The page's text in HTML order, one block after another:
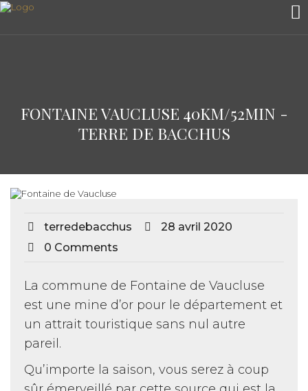
FONTAINE VAUCLUSE 40KM/52MIN -
TERRE DE BACCHUS
terredebacchus
28 avril 2020
0 Comments
La commune de Fontaine de Vaucluse
est une mine d’or pour le département et
un attrait touristique sans nul autre
pareil.
Qu’importe la saison, vous serez à coup